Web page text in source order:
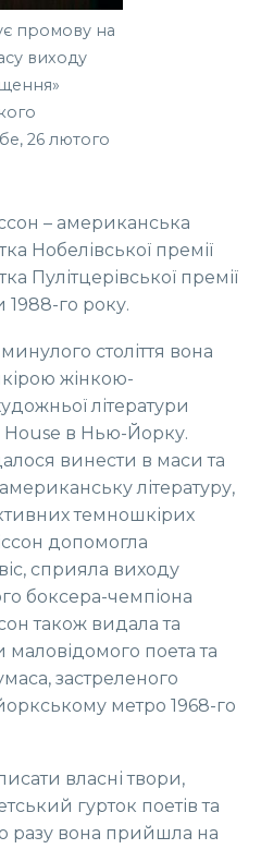
промову на
виходу
26 лютого
– американська
Нобелівської премії
Пулітцерівської премії
1988-го року.
століття вона
жінкою-
літератури
в Нью-Йорку.
винести в маси та
літературу,
темношкірих
допомогла
сприяла виходу
боксера-чемпіона
також видала та
поета та
застреленого
метро 1968-го
власні твори,
гурток поетів та
разу вона прийшла на